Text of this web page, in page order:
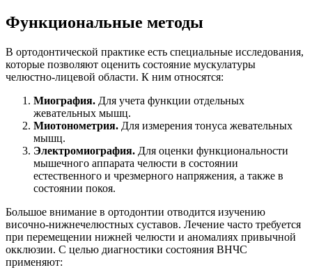
Функциональные методы
В ортодонтической практике есть специальные исследования,
которые позволяют оценить состояние мускулатуры
челюстно-лицевой области. К ним относятся:
Миография. Для учета функции отдельных
жевательных мышц.
Миотонометрия. Для измерения тонуса жевательных
мышц.
Электромиография. Для оценки функциональности
мышечного аппарата челюсти в состоянии
естественного и чрезмерного напряжения, а также в
состоянии покоя.
Большое внимание в ортодонтии отводится изучению
височно-нижнечелюстных суставов. Лечение часто требуется
при перемещении нижней челюсти и аномалиях привычной
окклюзии. С целью диагностики состояния ВНЧС
применяют: